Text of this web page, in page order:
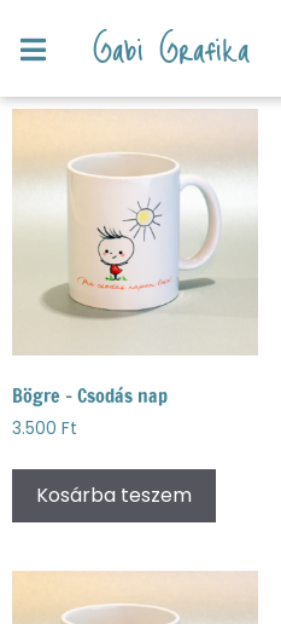
Gabi Grafika
Bögre – Csodás nap
3.500 Ft
Kosárba teszem